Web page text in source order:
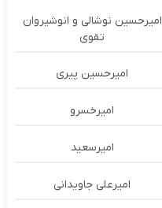
امیرحسین نوشالی و انوشیروان
تقوی
امیرحسین پیری
امیرخسرو
امیرسعید
امیرعلی جاویدانی